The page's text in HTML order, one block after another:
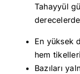
Tahayyül
En yüksek
hem
Bazıları